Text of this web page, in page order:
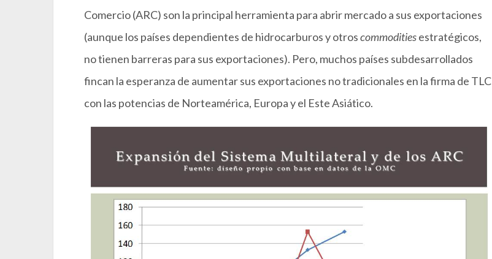
Comercio (ARC) son la principal herramienta para abrir mercado a sus exportaciones
(aunque los países dependientes de hidrocarburos y otroscommoditiesestratégicos,
no tienen barreras para sus exportaciones). Pero, muchos países subdesarrollados
fincan la esperanza de aumentar sus exportaciones no tradicionales en la firma de TLC
con las potencias de Norteamérica, Europa y el Este Asiático.